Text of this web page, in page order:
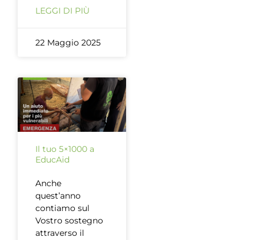
LEGGI DI PIÙ
22 Maggio 2025
Il tuo 5×1000 a
EducAid
Anche
quest’anno
contiamo sul
Vostro sostegno
attraverso il